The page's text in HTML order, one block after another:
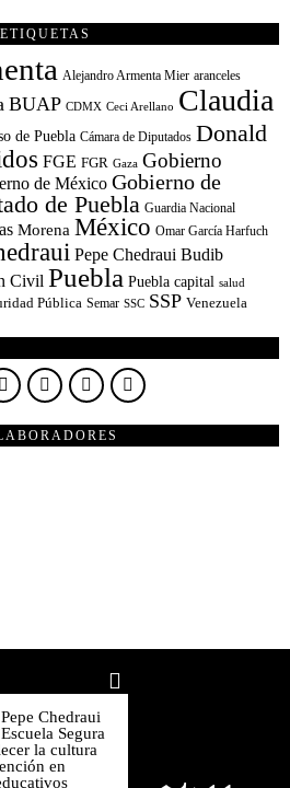
ETIQUETAS
Alejandro Armenta Mier aranceles
BUAP CDMX Ceci Arellano Claudia
de Puebla Cámara de Diputados Donald
FGE FGR Gaza Gobierno
de México Gobierno de
de Puebla Guardia Nacional
Morena México Omar García Harfuch
Pepe Chedraui Budib
Civil Puebla Puebla capital salud
Pública Semar SSC SSP Venezuela
Chedraui
Segura
la cultura
en